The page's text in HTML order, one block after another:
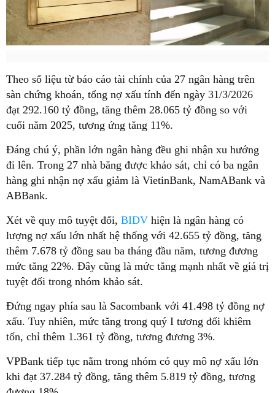
Theo số liệu từ báo cáo tài chính của 27 ngân hàng trên
sàn chứng khoán, tổng nợ xấu tính đến ngày 31/3/2026
đạt 292.160 tỷ đồng, tăng thêm 28.065 tỷ đồng so với
cuối năm 2025, tương ứng tăng 11%.
Đáng chú ý, phần lớn ngân hàng đều ghi nhận xu hướng
đi lên. Trong 27 nhà băng được khảo sát, chỉ có ba ngân
hàng ghi nhận nợ xấu giảm là VietinBank, NamABank và
ABBank.
Xét về quy mô tuyệt đối, BIDV hiện là ngân hàng có
lượng nợ xấu lớn nhất hệ thống với 42.655 tỷ đồng, tăng
thêm 7.678 tỷ đồng sau ba tháng đầu năm, tương đương
mức tăng 22%. Đây cũng là mức tăng mạnh nhất về giá trị
tuyệt đối trong nhóm khảo sát.
Đứng ngay phía sau là Sacombank với 41.498 tỷ đồng nợ
xấu. Tuy nhiên, mức tăng trong quý I tương đối khiêm
tốn, chỉ thêm 1.361 tỷ đồng, tương đương 3%.
VPBank tiếp tục nằm trong nhóm có quy mô nợ xấu lớn
khi đạt 37.284 tỷ đồng, tăng thêm 5.819 tỷ đồng, tương